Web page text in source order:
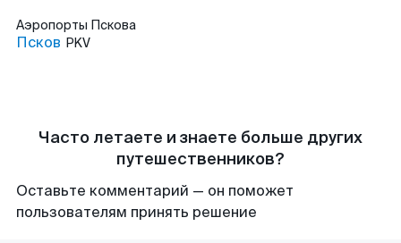
Аэропорты Пскова
Псков PKV
Часто летаете и знаете больше других
путешественников?
Оставьте комментарий — он поможет
пользователям принять решение